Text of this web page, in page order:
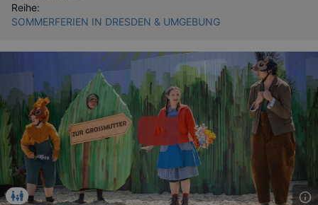
Reihe:
SOMMERFERIEN IN DRESDEN & UMGEBUNG